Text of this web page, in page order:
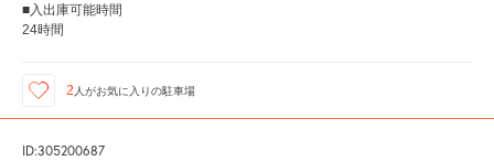
■入出庫可能時間
24時間
2 人がお気に入りの駐車場
ID:305200687